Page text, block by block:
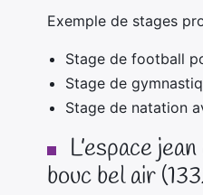
Exemple de stages
Stage de football
Stage de
Stage de natation
L’espace
bouc bel air